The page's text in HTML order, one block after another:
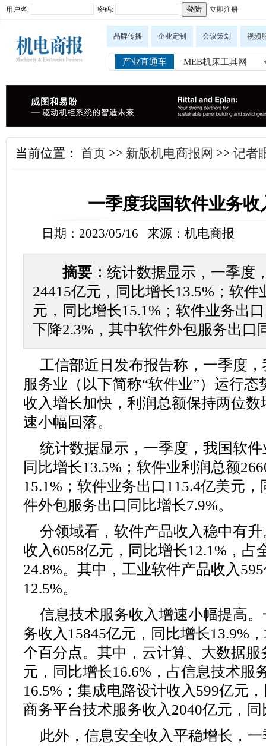
用户名: 密码: 立即注册
品牌传播 企业定制 会议策划 视频
产业直通车 MEB机床工具网
当前位置： 首页 >> 新版机电商报网 >> 记者
一季度我国软件业务收
日期：2023/05/16 来源：机电商报
摘要： 统计数据显示，一季度
24415亿元，同比增长13.5%；软件
元，同比增长15.1%；软件业务出
下降2.3%，其中软件外包服务出口
工信部近日发布报告称，一季度
服务业（以下简称“软件业”）运行
收入增长加快，利润总额保持两位
速小幅回落。
统计数据显示，一季度，我国软
同比增长13.5%；软件业利润总额
15.1%；软件业务出口115.4亿美元
件外包服务出口同比增长7.9%。
分领域看，软件产品收入稳中有
收入6058亿元，同比增长12.1%，占
24.8%。其中，工业软件产品收入
12.5%。
信息技术服务收入增速小幅提高
务收入15845亿元，同比增长13.9%
个百分点。其中，云计算、大数据服
元，同比增长16.6%，占信息技术服
16.5%；集成电路设计收入599亿元
商务平台技术服务收入2040亿元，同
此外，信息安全收入平稳增长，